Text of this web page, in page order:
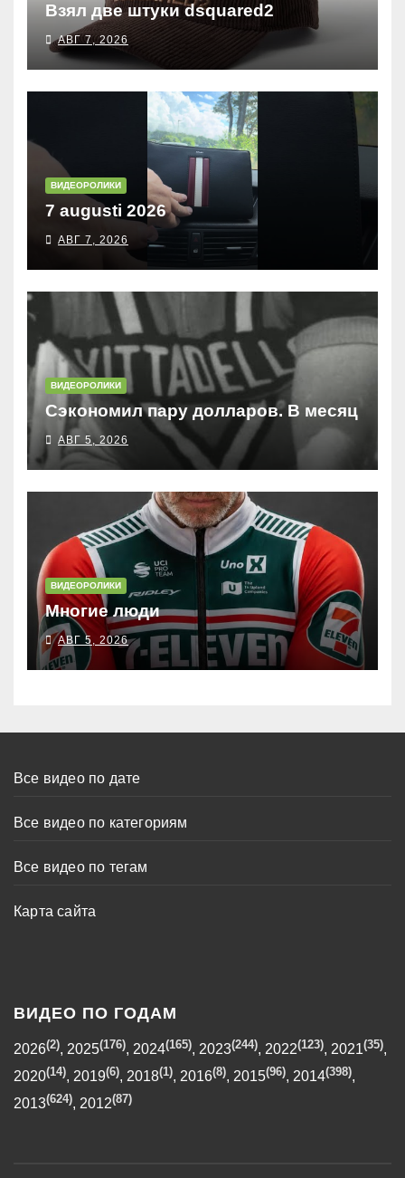
Взял две штуки dsquared2
АВГ 7, 2026
ВИДЕОРОЛИКИ
7 augusti 2026
АВГ 7, 2026
ВИДЕОРОЛИКИ
Сэкономил пару долларов. В месяц
АВГ 5, 2026
ВИДЕОРОЛИКИ
Многие люди
АВГ 5, 2026
Все видео по дате
Все видео по категориям
Все видео по тегам
Карта сайта
ВИДЕО ПО ГОДАМ
2026(2), 2025(176), 2024(165), 2023(244), 2022(123), 2021(35),
2020(14), 2019(6), 2018(1), 2016(8), 2015(96), 2014(398),
2013(624), 2012(87)